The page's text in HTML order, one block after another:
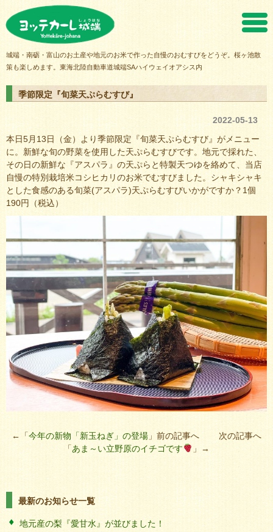
城端・南砺・富山のお土産や地元のお米で作った自慢のおむすびをどうぞ。桜ヶ池散
策も楽しめます。東海北陸自動車道城端SAハイウェイオアシス内
季節限定『旬菜天ぷらむすび』
2022-05-13
本日5月13日（金）より季節限定『旬菜天ぷらむすび』がメニュー
に。新鮮な旬の野菜を使用した天ぷらむすびです。地元で採れた、
その日の新鮮な『アスパラ』の天ぷらと特製天つゆを絡めて、当店
自慢の特別栽培米コシヒカリのお米でむすびました。シャキシャキ
とした食感のある旬菜(アスパラ)天ぷらむすびいかがですか？1個
190円（税込）
←「今年の新物「新玉ねぎ」の登場 」前の記事へ 次の記事へ
「あま～い立野原のイチゴです 」→
最新のお知らせ一覧
地元産の梨『愛甘水』が並びました！